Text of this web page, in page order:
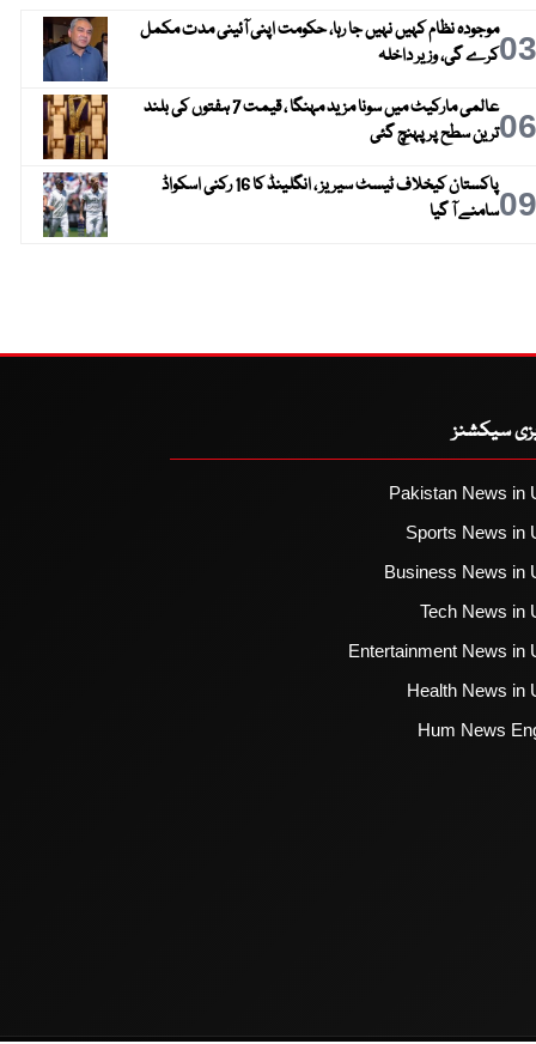
03موجودہ نظام کہیں نہیں جا رہا، حکومت اپنی آئینی مدت مکمل
کرے گی، وزیر داخلہ
06
عالمی مارکیٹ میں سونا مزید مہنگا ، قیمت 7 ہفتوں کی بلند
ترین سطح پر پہنچ گئی
09
پاکستان کیخلاف ٹیسٹ سیریز ، انگلینڈ کا 16 رکنی اسکواڈ
سامنے آ گیا
سیکشنز
Pakistan News in
Sports News in
Business News in
Tech News in
Entertainment News in
Health News in
Hum News